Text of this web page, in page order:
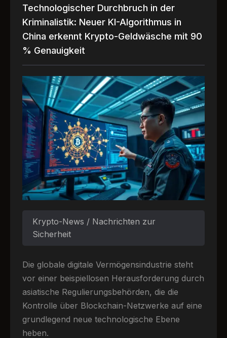
Technologischer Durchbruch in der
Kriminalistik: Neuer KI-Algorithmus in
China erkennt Krypto-Geldwäsche mit 90
% Genauigkeit
Krypto-News / Nachrichten zur
Sicherheit
Die globale digitale Vermögensindustrie steht
vor einer beispiellosen Herausforderung durch
asiatische Regulierungsbehörden, die die
Kontrolle über Blockchain-Netzwerke auf eine
grundlegend neue technologische Ebene
heben.